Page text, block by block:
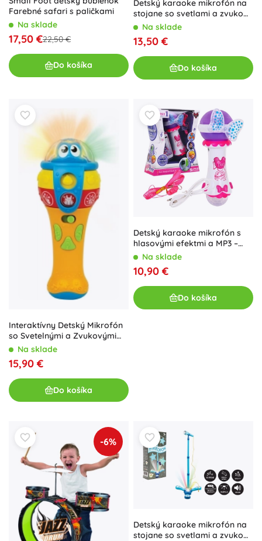
Farebné safari s paličkami
Na sklade
17,50 €22,50 €
Do košíka
Detský karaoke mikrofón na
stojane so svetlami a zvukom
– Ružový
Na sklade
13,50 €
Do košíka
Interaktívny Detský Mikrofón
so Svetelnými a Zvukovými
Efektmi
Na sklade
15,90 €
Do košíka
Detský karaoke mikrofón s
hlasovými efektmi a MP3 –
Ružová
Na sklade
10,90 €
Do košíka
-6%
Detský karaoke mikrofón na
stojane so svetlami a zvukom